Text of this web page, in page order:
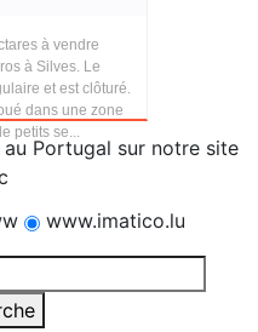
à vendre
à Silves. Le
et est clôturé.
dans une zone
petits se...
Portugal sur notre site
www.imatico.lu